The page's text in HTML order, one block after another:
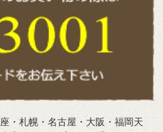
座・札幌・名古屋・大阪・福岡天